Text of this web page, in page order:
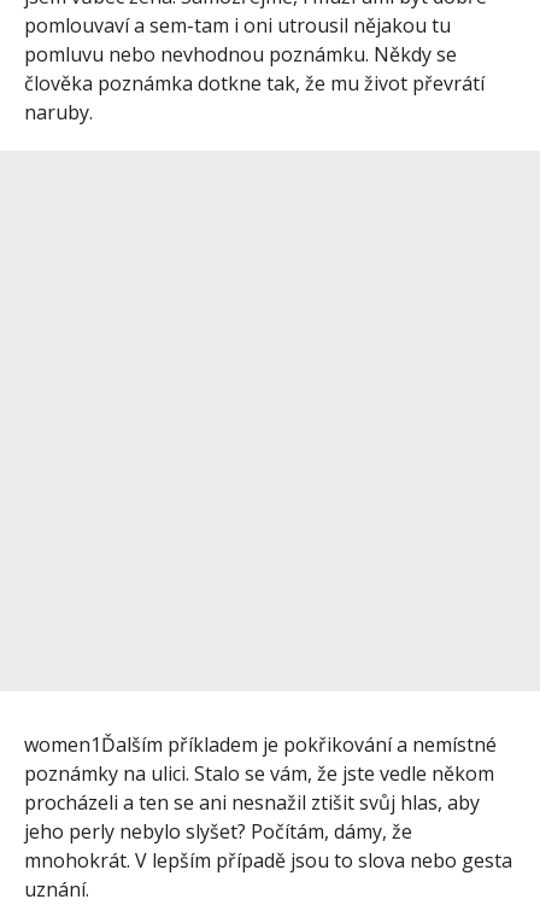
pomlouvaví a sem-tam i oni utrousil nějakou tu
pomluvu nebo nevhodnou poznámku. Někdy se
člověka poznámka dotkne tak, že mu život převrátí
naruby.
women1Ďalším příkladem je pokřikování a nemístné
poznámky na ulici. Stalo se vám, že jste vedle někom
procházeli a ten se ani nesnažil ztišit svůj hlas, aby
jeho perly nebylo slyšet? Počítám, dámy, že
mnohokrát. V lepším případě jsou to slova nebo gesta
uznání.